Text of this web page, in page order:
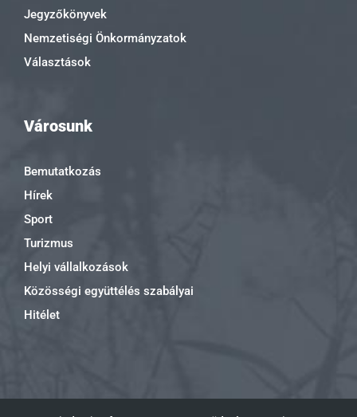
Jegyzőkönyvek
Nemzetiségi Önkormányzatok
Választások
Városunk
Bemutatkozás
Hírek
Sport
Turizmus
Helyi vállalkozások
Közösségi együttélés szabályai
Hitélet